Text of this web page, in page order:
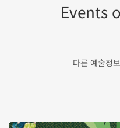
Events
다른 예술정